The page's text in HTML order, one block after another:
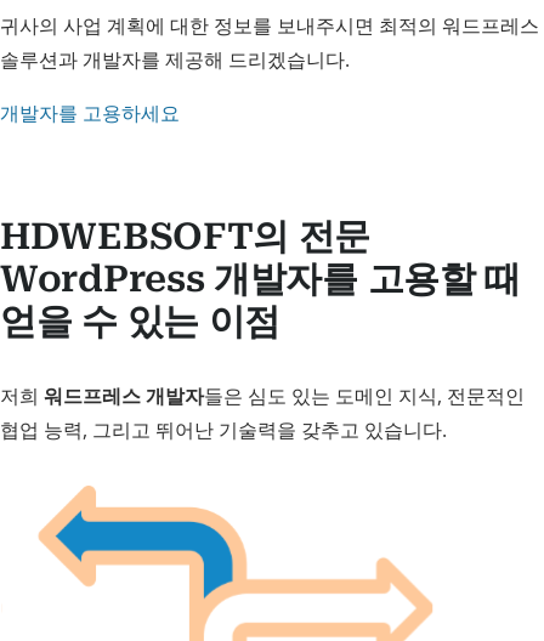
귀사의 사업 계획에 대한 정보를 보내주시면 최적의 워드프레스
솔루션과 개발자를 제공해 드리겠습니다.
개발자를 고용하세요
HDWEBSOFT의 전문
WordPress 개발자를 고용할 때
얻을 수 있는 이점
저희 워드프레스 개발자들은 심도 있는 도메인 지식, 전문적인
협업 능력, 그리고 뛰어난 기술력을 갖추고 있습니다.